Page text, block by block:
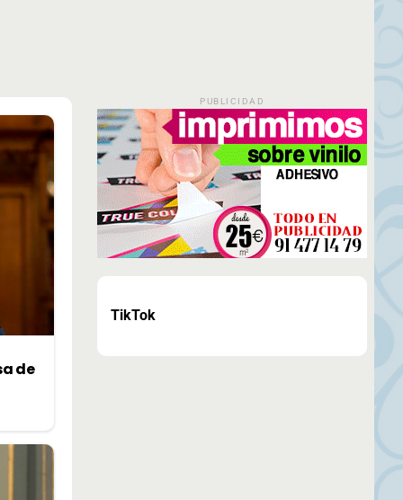
de
PUBLICIDAD
TikTok